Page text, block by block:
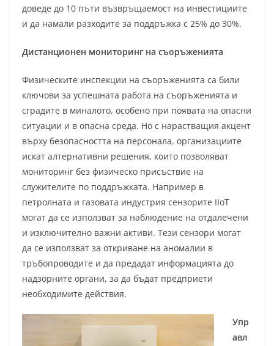
доведе до 10 пъти възвръщаемост на инвестициите
и да намали разходите за поддръжка с 25% до 30%.
Дистанционен мониторинг на съоръженията
Физическите инспекции на съоръженията са били
ключови за успешната работа на съоръженията и
сградите в миналото, особено при появата на опасни
ситуации и в опасна среда. Но с нарастващия акцент
върху безопасността на персонала, организациите
искат алтернативни решения, които позволяват
мониторинг без физическо присъствие на
служителите по поддръжката. Например в
петролната и газовата индустрия сензорите IIoT
могат да се използват за наблюдение на отдалечени
и изключително важни активи. Тези сензори могат
да се използват за откриване на аномалии в
тръбопроводите и да предадат информацията до
надзорните органи, за да бъдат предприети
необходимите действия.
Упр
авл